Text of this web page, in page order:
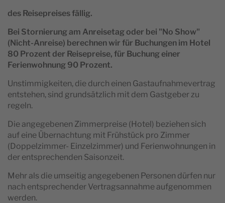
des Reisepreises fällig.
Bei Stornierung am Anreisetag oder bei "No Show"
(Nicht-Anreise) berechnen wir für Buchungen im Hotel
80 Prozent der Reisepreise, für Buchung einer
Ferienwohnung 90 Prozent.
Unstimmigkeiten, die durch einen Gastaufnahmevertrag
entstehen, sind grundsätzlich mit dem Gastgeber zu
regeln.
Die angegebenen Zimmerpreise (Hotel) beziehen sich
auf eine Übernachtung mit Frühstück pro Zimmer
(Doppelzimmer- Einzelzimmer) und Ferienwohnungen in
der entsprechenden Saisonzeit.
Mehr als die umseitig angegebenen Personen dürfen nur
nach entsprechender Vertragsannahme aufgenommen
werden.